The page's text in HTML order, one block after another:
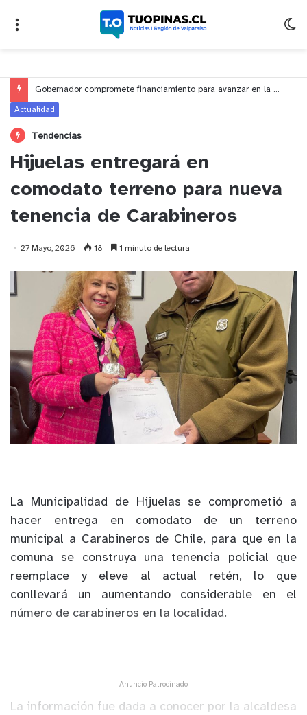
Gobernador compromete financiamiento para avanzar en la construcción del Puente Colón de Limache
Actualidad
Tendencias
Hijuelas entregará en
comodato terreno para nueva
tenencia de Carabineros
27 Mayo, 2026 18 1 minuto de lectura
La Municipalidad de Hijuelas se comprometió a
hacer entrega en comodato de un terreno
municipal a Carabineros de Chile, para que en la
comuna se construya una tenencia policial que
reemplace y eleve al actual retén, lo que
conllevará un aumentando considerable en el
número de carabineros en la localidad.
Anuncio Patrocinado
La información fue dada a conocer por la alcaldesa